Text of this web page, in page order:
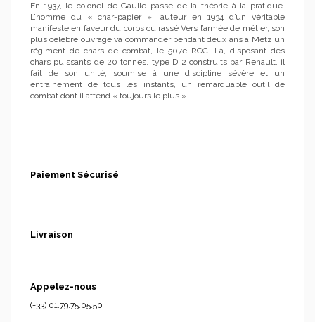
(2 avis)
En 1937, le colonel de Gaulle passe de la théorie à la pratique.
L’homme du « char-papier », auteur en 1934 d’un véritable
manifeste en faveur du corps cuirassé Vers l’armée de métier, son
plus célèbre ouvrage va commander pendant deux ans à Metz un
régiment de chars de combat, le 507e RCC. Là, disposant des
chars puissants de 20 tonnes, type D 2 construits par Renault, il
fait de son unité, soumise à une discipline sévère et un
entraînement de tous les instants, un remarquable outil de
combat dont il attend « toujours le plus ».
Paiement Sécurisé
Livraison
Appelez-nous
(+33) 01.79.75.05.50